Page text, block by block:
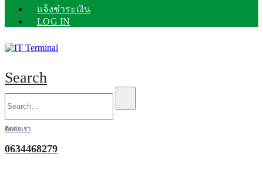
แจ้งชำระเงิน
LOG IN
Search
ติดต่อเรา
0634468279